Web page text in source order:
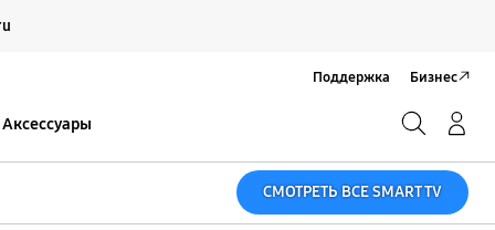
Аксессуары
Поддержка Бизнес
СМОТРЕТЬ ВСЕ SMART TV